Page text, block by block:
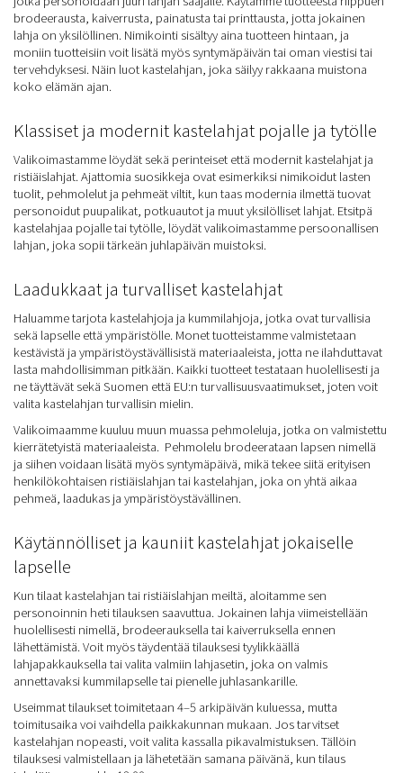
brodeerausta, kaiverrusta, painatusta tai printtausta, jotta jokainen
lahja on yksilöllinen. Nimikointi sisältyy aina tuotteen hintaan, ja
moniin tuotteisiin voit lisätä myös syntymäpäivän tai oman viestisi tai
tervehdyksesi. Näin luot kastelahjan, joka säilyy rakkaana muistona
koko elämän ajan.
Klassiset ja modernit kastelahjat pojalle ja tytölle
Valikoimastamme löydät sekä perinteiset että modernit kastelahjat ja
ristiäislahjat. Ajattomia suosikkeja ovat esimerkiksi nimikoidut lasten
tuolit, pehmolelut ja pehmeät viltit, kun taas modernia ilmettä tuovat
personoidut puupalikat, potkuautot ja muut yksilölliset lahjat. Etsitpä
kastelahjaa pojalle tai tytölle, löydät valikoimastamme persoonallisen
lahjan, joka sopii tärkeän juhlapäivän muistoksi.
Laadukkaat ja turvalliset kastelahjat
Haluamme tarjota kastelahjoja ja kummilahjoja, jotka ovat turvallisia
sekä lapselle että ympäristölle. Monet tuotteistamme valmistetaan
kestävistä ja ympäristöystävällisistä materiaaleista, jotta ne ilahduttavat
lasta mahdollisimman pitkään. Kaikki tuotteet testataan huolellisesti ja
ne täyttävät sekä Suomen että EU:n turvallisuusvaatimukset, joten voit
valita kastelahjan turvallisin mielin.
Valikoimaamme kuuluu muun muassa pehmoleluja, jotka on valmistettu
kierrätetyistä materiaaleista. Pehmolelu brodeerataan lapsen nimellä
ja siihen voidaan lisätä myös syntymäpäivä, mikä tekee siitä erityisen
henkilökohtaisen ristiäislahjan tai kastelahjan, joka on yhtä aikaa
pehmeä, laadukas ja ympäristöystävällinen.
Käytännölliset ja kauniit kastelahjat jokaiselle
lapselle
Kun tilaat kastelahjan tai ristiäislahjan meiltä, aloitamme sen
personoinnin heti tilauksen saavuttua. Jokainen lahja viimeistellään
huolellisesti nimellä, brodeerauksella tai kaiverruksella ennen
lähettämistä. Voit myös täydentää tilauksesi tyylikkäällä
lahjapakkauksella tai valita valmiin lahjasetin, joka on valmis
annettavaksi kummilapselle tai pienelle juhlasankarille.
Useimmat tilaukset toimitetaan 4–5 arkipäivän kuluessa, mutta
toimitusaika voi vaihdella paikkakunnan mukaan. Jos tarvitset
kastelahjan nopeasti, voit valita kassalla pikavalmistuksen. Tällöin
tilauksesi valmistellaan ja lähetetään samana päivänä, kun tilaus